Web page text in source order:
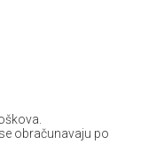
obračunavaju po